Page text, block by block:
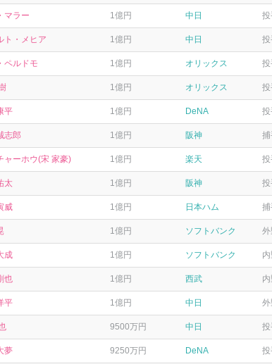
マラー 1億円 中日
ト・メヒア 1億円 中日
ペルドモ 1億円 オリックス
1億円 オリックス
平 1億円 DeNA
志郎 1億円 阪神
ャーホウ(宋 家豪) 1億円 楽天
太 1億円 阪神
威 1億円 日本ハム
1億円 ソフトバンク
成 1億円 ソフトバンク
也 1億円 西武
平 1億円 中日
9500万円 中日
夢 9250万円 DeNA